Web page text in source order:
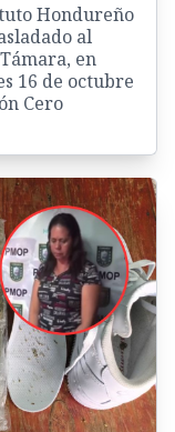
Hondureño
al
en
16 de octubre
Cero